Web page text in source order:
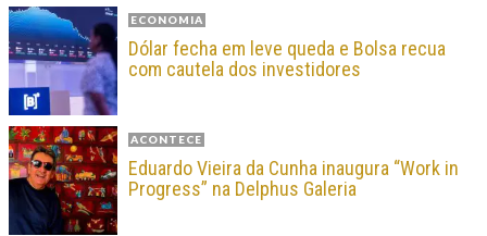
ECONOMIA
Dólar fecha em leve queda e Bolsa recua
com cautela dos investidores
ACONTECE
Eduardo Vieira da Cunha inaugura “Work in
Progress” na Delphus Galeria